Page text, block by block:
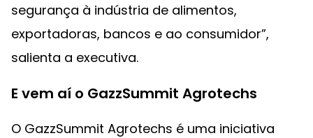
segurança à indústria de alimentos,
exportadoras, bancos e ao consumidor”,
salienta a executiva.
E vem aí o GazzSummit Agrotechs
O GazzSummit Agrotechs é uma iniciativa